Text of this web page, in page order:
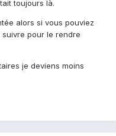
toujours là.
alors si vous pouviez
pour le rendre
je deviens moins